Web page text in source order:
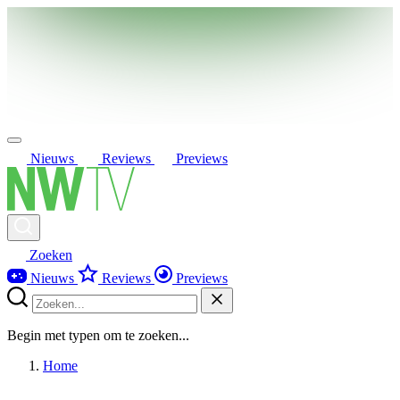
Nieuws Reviews Previews
Zoeken
Nieuws
Reviews Previews
Begin met typen om te zoeken...
Home